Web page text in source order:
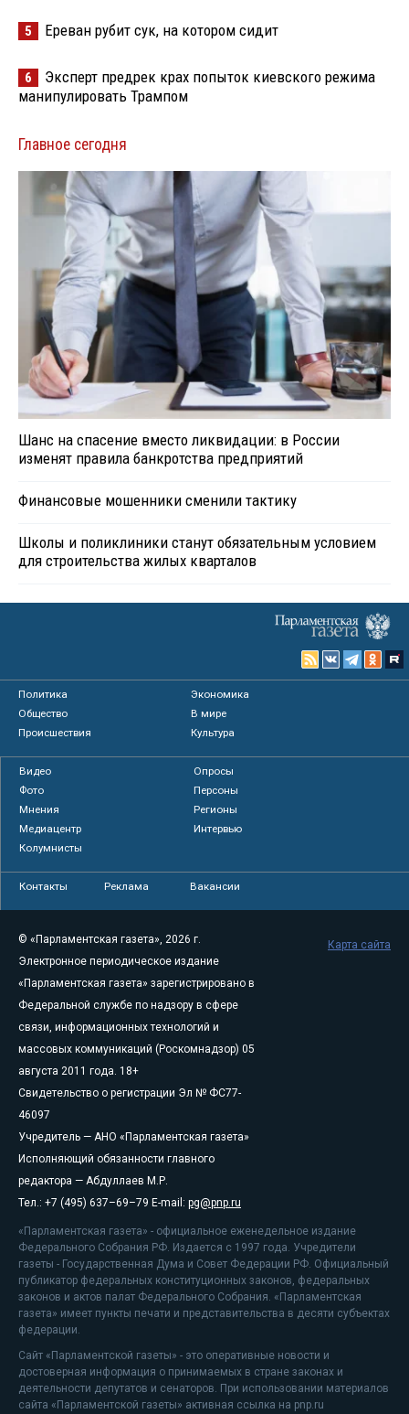
5 Ереван рубит сук, на котором сидит
6
Эксперт предрек крах попыток киевского режима
манипулировать Трампом
Главное сегодня
Шанс на спасение вместо ликвидации: в России
изменят правила банкротства предприятий
Финансовые мошенники сменили тактику
Школы и поликлиники станут обязательным условием
для строительства жилых кварталов
Политика
Экономика
Общество
В мире
Происшествия
Культура
Видео
Опросы
Фото
Персоны
Мнения
Регионы
Медиацентр
Интервью
Колумнисты
Контакты Реклама Вакансии
© «Парламентская газета», 2026 г.
Электронное периодическое издание
«Парламентская газета» зарегистрировано в
Федеральной службе по надзору в сфере
связи, информационных технологий и
массовых коммуникаций (Роскомнадзор) 05
августа 2011 года. 18+
Свидетельство о регистрации Эл № ФС77-
46097
Учредитель — АНО «Парламентская газета»
Исполняющий обязанности главного
редактора — Абдуллаев М.Р.
Тел.: +7 (495) 637–69–79 E-mail: pg@pnp.ru
«Парламентская газета» - официальное еженедельное издание
Федерального Собрания РФ. Издается с 1997 года. Учредители
газеты - Государственная Дума и Совет Федерации РФ. Официальный
публикатор федеральных конституционных законов, федеральных
законов и актов палат Федерального Собрания. «Парламентская
газета» имеет пункты печати и представительства в десяти субъектах
федерации.
Сайт «Парламентской газеты» - это оперативные новости и
достоверная информация о принимаемых в стране законах и
деятельности депутатов и сенаторов. При использовании материалов
сайта «Парламентской газеты» активная ссылка на pnp.ru
Карта сайта